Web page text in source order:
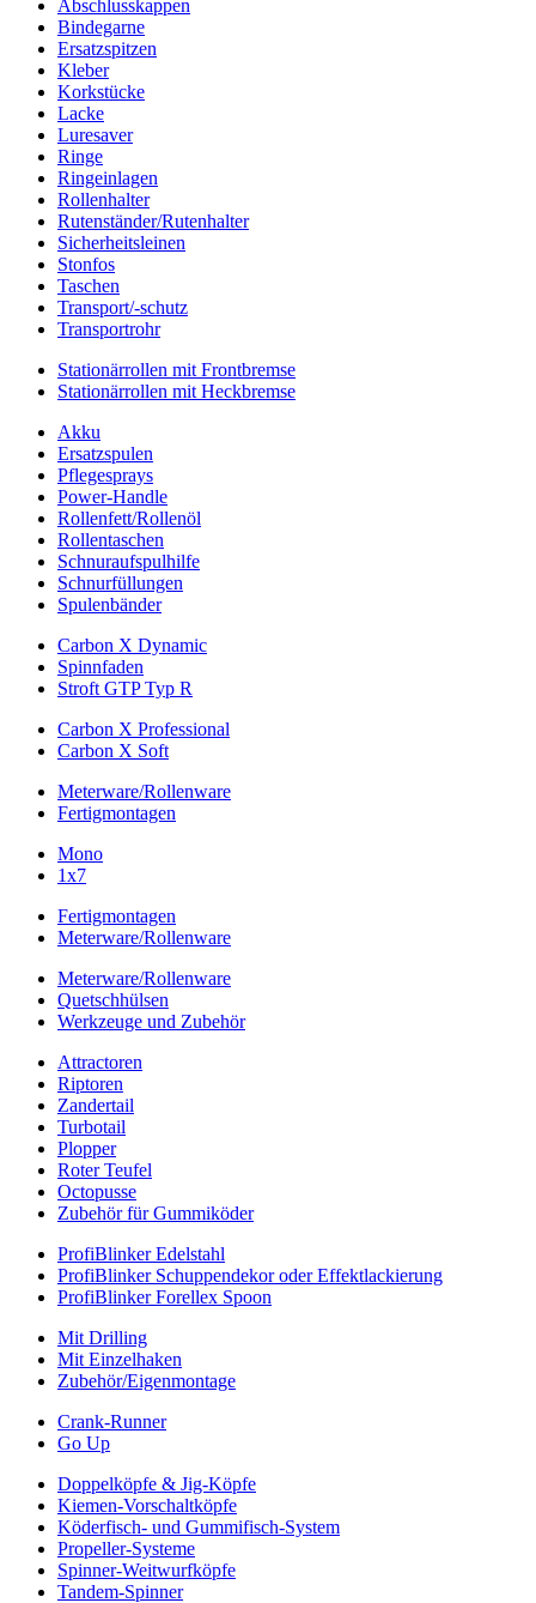
Abschlusskappen
Bindegarne
Ersatzspitzen
Kleber
Korkstücke
Lacke
Luresaver
Ringe
Ringeinlagen
Rollenhalter
Rutenständer/Rutenhalter
Sicherheitsleinen
Stonfos
Taschen
Transport/-schutz
Transportrohr
Stationärrollen mit Frontbremse
Stationärrollen mit Heckbremse
Akku
Ersatzspulen
Pflegesprays
Power-Handle
Rollenfett/Rollenöl
Rollentaschen
Schnuraufspulhilfe
Schnurfüllungen
Spulenbänder
Carbon X Dynamic
Spinnfaden
Stroft GTP Typ R
Carbon X Professional
Carbon X Soft
Meterware/Rollenware
Fertigmontagen
Mono
1x7
Fertigmontagen
Meterware/Rollenware
Meterware/Rollenware
Quetschhülsen
Werkzeuge und Zubehör
Attractoren
Riptoren
Zandertail
Turbotail
Plopper
Roter Teufel
Octopusse
Zubehör für Gummiköder
ProfiBlinker Edelstahl
ProfiBlinker Schuppendekor oder Effektlackierung
ProfiBlinker Forellex Spoon
Mit Drilling
Mit Einzelhaken
Zubehör/Eigenmontage
Crank-Runner
Go Up
Doppelköpfe & Jig-Köpfe
Kiemen-Vorschaltköpfe
Köderfisch- und Gummifisch-System
Propeller-Systeme
Spinner-Weitwurfköpfe
Tandem-Spinner